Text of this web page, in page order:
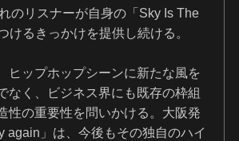
のリスナーが自身の「Sky Is The
けるきっかけを提供し続ける。
ヒップホップシーンに新たな風を
なく、ビジネス界にも既存の枠組
性の重要性を問いかける。大阪発
again」は、今後もその独自のハイ